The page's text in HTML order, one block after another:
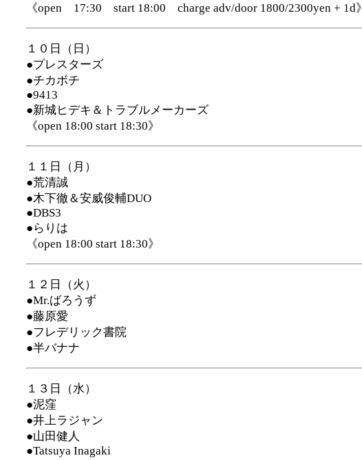
《open 17:30 start 18:00 charge adv/door 1800/2300yen + 1d》
１０日（日）
●プレスターズ
●チカボチ
●9413
●新城ヒデキ＆トラブルメーカーズ
《open 18:00 start 18:30》
１１日（月）
●荒清誠
●木下徹＆安威俊輔DUO
●DBS3
●らりは
《open 18:00 start 18:30》
１２日（火）
●Mr.ばろうず
●藤原愛
●フレデリック書院
●半バナナ
１３日（水）
●泥窪
●井上ラジャン
●山田健人
●Tatsuya Inagaki